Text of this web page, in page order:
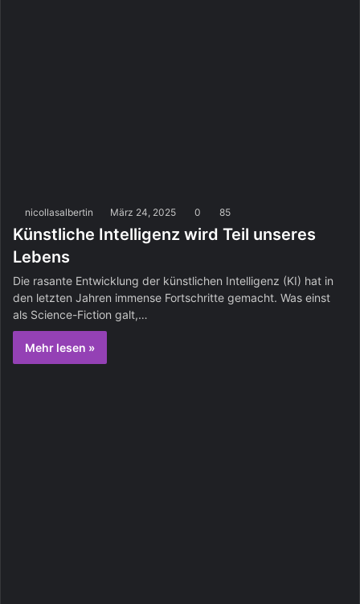
nicollasalbertin März 24, 2025 0 85
Künstliche Intelligenz wird Teil unseres
Lebens
Die rasante Entwicklung der künstlichen Intelligenz (KI) hat in
den letzten Jahren immense Fortschritte gemacht. Was einst
als Science-Fiction galt,…
Mehr lesen »